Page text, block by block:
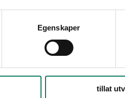
Egenskaper
tillat
meningsfylt
mener at dette må
har